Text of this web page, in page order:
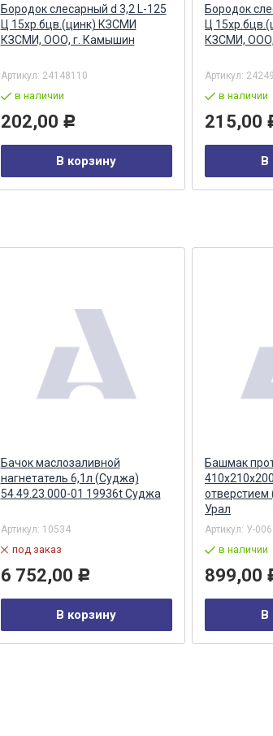
Бородок слесарный d 3,2 L-125
Ц 15хр.бцв.(цинк) КЗСМИ
КЗСМИ, ООО, г. Камышин
Артикул: 24148110
в наличии
202,00 Р
В корзину
Бородок
Ц
КЗСМИ,
Артикул:
в наличии
215,00
В
Бачок маслозаливной
нагнетатель 6,1л (Суджа)
54.49.23.000-01 19936t Суджа
Артикул: 10534
под заказ
6 752,00 Р
В корзину
Башмак
Урал
Артикул: У-
в наличии
899,00
В